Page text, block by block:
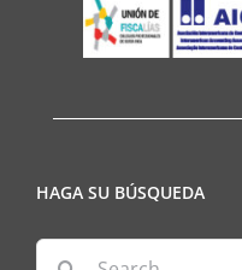
HAGA SU BÚSQUEDA
Search